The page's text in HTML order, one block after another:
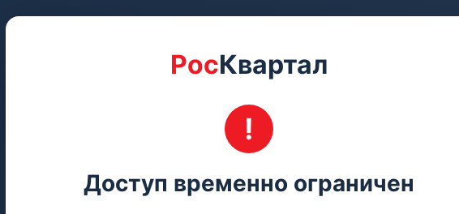
РосКвартал
Доступ временно ограничен